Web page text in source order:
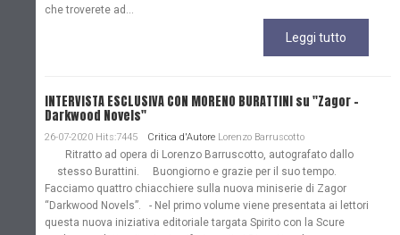
che troverete ad...
Leggi tutto
INTERVISTA ESCLUSIVA CON MORENO BURATTINI su "Zagor -
Darkwood Novels"
26-07-2020 Hits:7445 Critica d'Autore Lorenzo Barruscotto
Ritratto ad opera di Lorenzo Barruscotto, autografato dallo
stesso Burattini. Buongiorno e grazie per il suo tempo.
Facciamo quattro chiacchiere sulla nuova miniserie di Zagor
“Darkwood Novels”. - Nel primo volume viene presentata ai lettori
questa nuova iniziativa editoriale targata Spirito con la Scure